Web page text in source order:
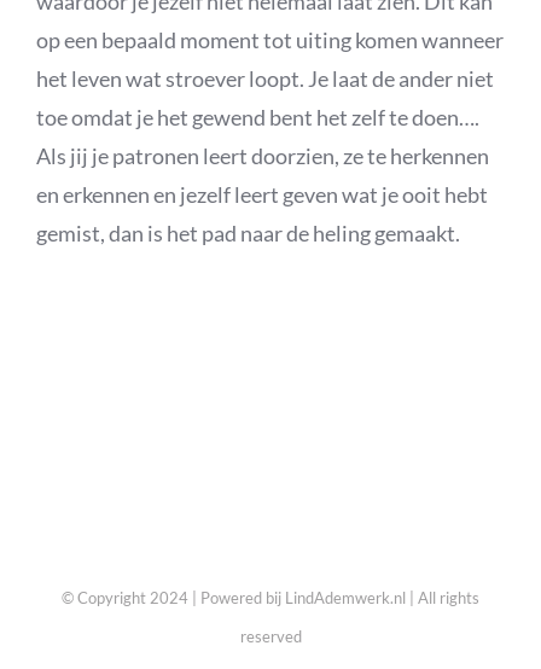
op een bepaald moment tot uiting komen wanneer
het leven wat stroever loopt. Je laat de ander niet
toe omdat je het gewend bent het zelf te doen….
Als jij je patronen leert doorzien, ze te herkennen
en erkennen en jezelf leert geven wat je ooit hebt
gemist, dan is het pad naar de heling gemaakt.
© Copyright 2024 | Powered bij LindAdemwerk.nl | All rights
reserved